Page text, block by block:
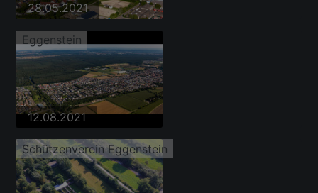
28.05.2021
Eggenstein
12.08.2021
Schützenverein Eggenstein